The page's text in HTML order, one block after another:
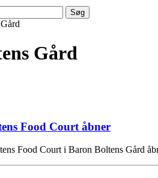
Gård
Food Court åbner
Food Court i Baron Boltens Gård